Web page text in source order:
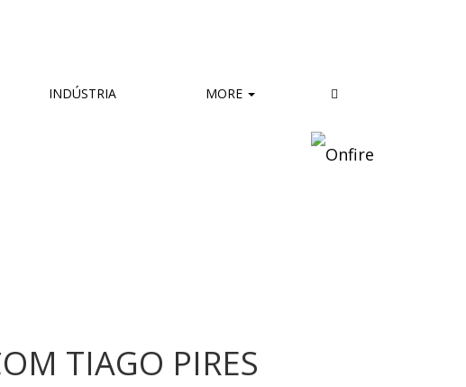
INDÚSTRIA MORE
TIAGO PIRES